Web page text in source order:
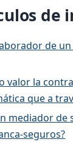
de
de
valor la
que a
mediador de
seguros?